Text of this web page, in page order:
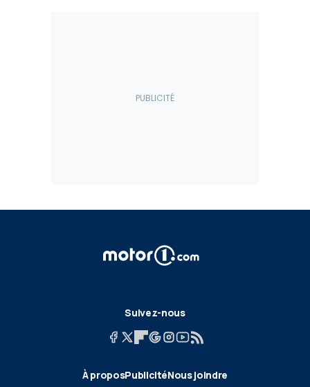
Suivez-nous
À proposPublicitéNous joindre